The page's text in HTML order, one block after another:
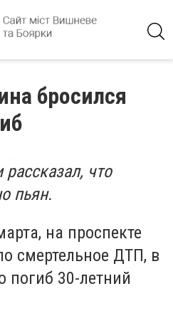
бросился
рассказал, что
пьян.
на проспекте
смертельное ДТП, в
погиб 30-летний